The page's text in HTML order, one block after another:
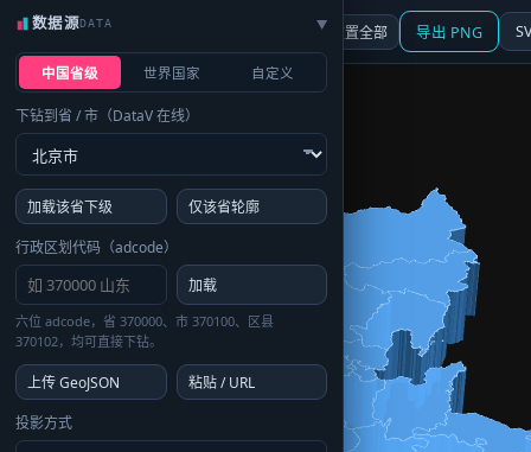
☰ 面板 地图 重置全部 导出 PNG
数据源DATA ▶
中国省级 世界国家 自定义
下钻到省 / 市（DataV 在线）
加载该省下级
仅该省轮廓
行政区划代码（adcode）
加载
六位 adcode，省 370000、市 370100、区县
370102，均可直接下钻。
上传 GeoJSON
粘贴 / URL
投影方式